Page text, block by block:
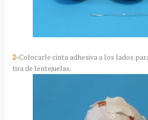
2-Colocarle cinta adhesiva a los lados
tira de lentejuelas.